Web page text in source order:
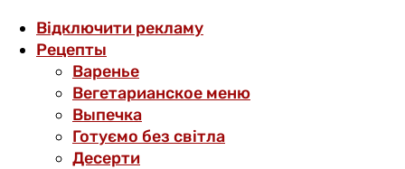
Відключити рекламу
Рецепты
Варенье
Вегетарианское меню
Выпечка
Готуємо без світла
Десерти